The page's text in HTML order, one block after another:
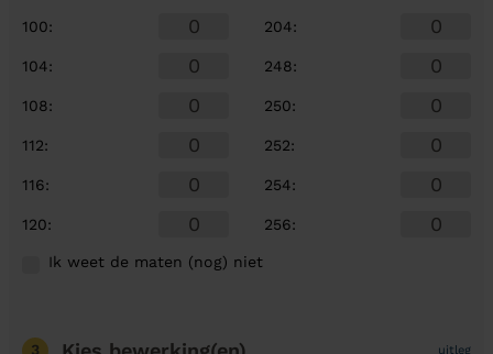
100:
104:
108:
112:
116:
120:
204:
248:
250:
252:
254:
256:
Ik weet de maten (nog) niet
3 uitleg